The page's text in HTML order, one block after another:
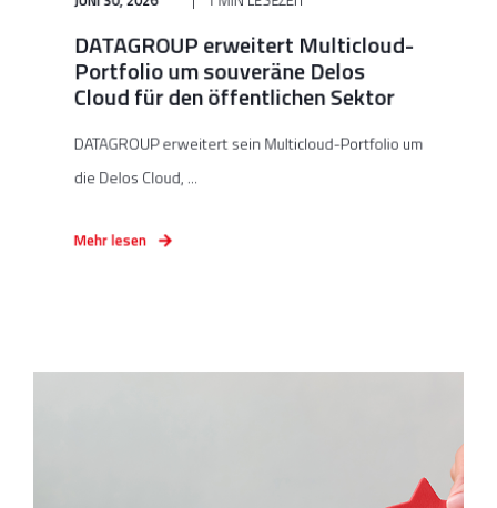
DATAGROUP erweitert Multicloud-
Portfolio um souveräne Delos
Cloud für den öffentlichen Sektor
DATAGROUP erweitert sein Multicloud-Portfolio um
die Delos Cloud, ...
Mehr lesen